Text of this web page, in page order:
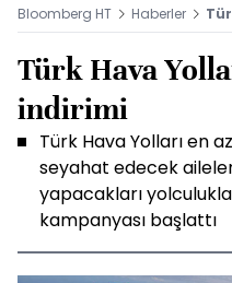
Bloomberg HT Haberler
Türk Hava
indirimi
Türk Hava Yolları en
seyahat edecek
yapacakları
kampanyası başlattı